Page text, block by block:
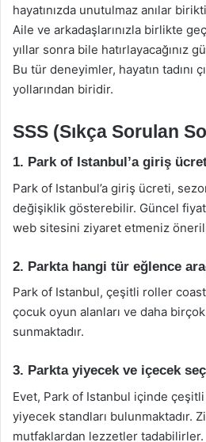
hayatınızda unutulmaz anılar
Aile ve arkadaşlarınızla birlikte
yıllar sonra bile hatırlayacağınız
Bu tür deneyimler, hayatın tadını
yollarından biridir.
SSS (Sıkça Sorulan
1. Park of Istanbul’a giriş
Park of Istanbul’a giriş ücreti,
değişiklik gösterebilir. Güncel
web sitesini ziyaret etmeniz
2. Parkta hangi tür eğlence
Park of Istanbul, çeşitli roller
çocuk oyun alanları ve daha
sunmaktadır.
3. Parkta yiyecek ve içecek
Evet, Park of Istanbul içinde
yiyecek standları bulunmaktadır.
mutfaklardan lezzetler tadabilirler.